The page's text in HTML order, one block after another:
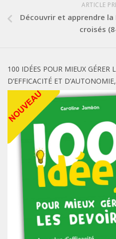
ARTICLE
Découvrir et apprendre
croisés
100 IDÉES POUR MIEUX GÉRER
D’EFFICACITÉ ET